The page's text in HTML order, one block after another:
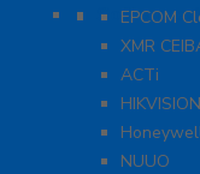
Software
EPCOM
XMR
ACTi
HIKVISION
NUUO